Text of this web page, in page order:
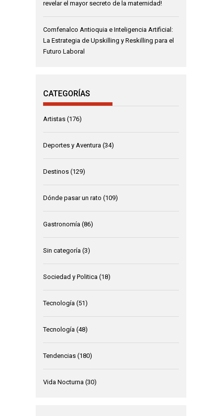
revelar el mayor secreto de la maternidad!
Comfenalco Antioquia e Inteligencia Artificial:
La Estrategia de Upskilling y Reskilling para el
Futuro Laboral
CATEGORÍAS
Artistas (176)
Deportes y Aventura (34)
Destinos (129)
Dónde pasar un rato (109)
Gastronomía (86)
Sin categoría (3)
Sociedad y Politica (18)
Tecnología (51)
Tecnología (48)
Tendencias (180)
Vida Nocturna (30)